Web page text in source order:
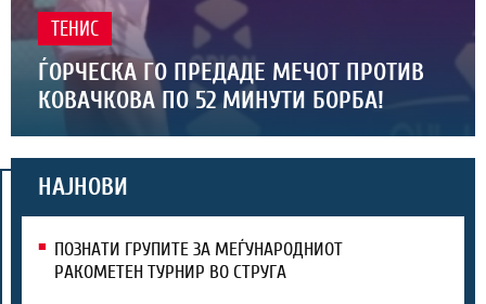
ТЕНИС
ЃОРЧЕСКА ГО ПРЕДАДЕ МЕЧОТ ПРОТИВ
КОВАЧКОВА ПО 52 МИНУТИ БОРБА!
НАЈНОВИ
ПОЗНАТИ ГРУПИТЕ ЗА МЕЃУНАРОДНИОТ
РАКОМЕТЕН ТУРНИР ВО СТРУГА